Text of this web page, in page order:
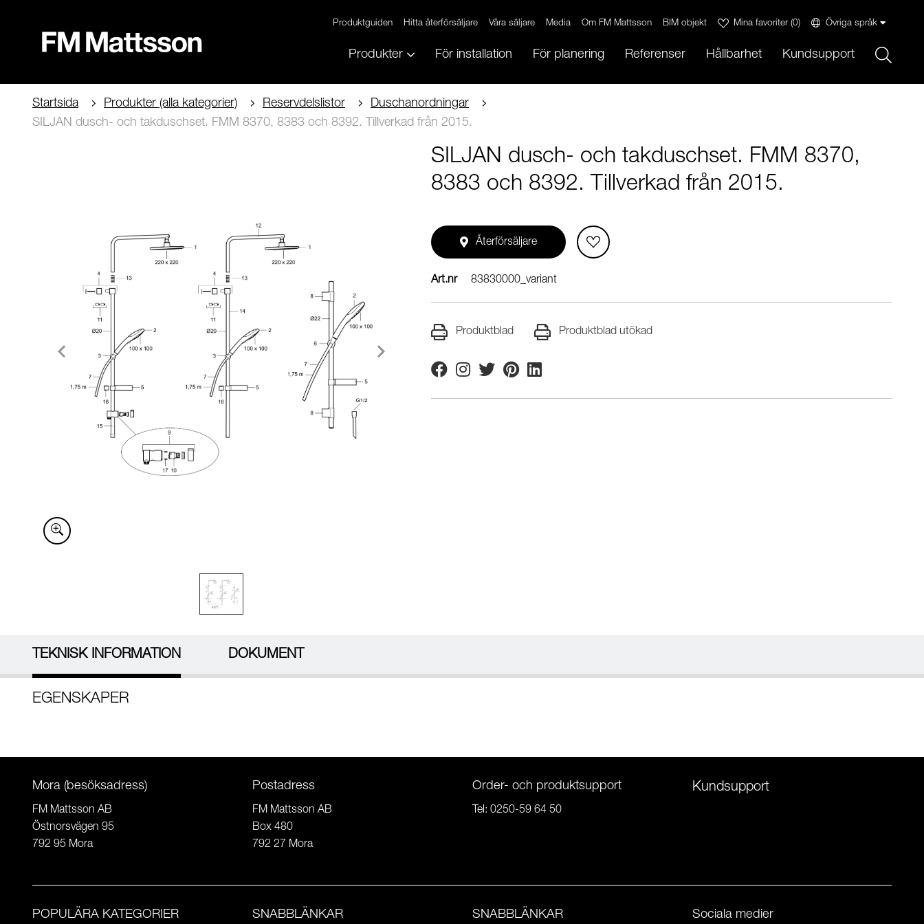
Produktguiden Hitta återförsäljare Våra säljare Media Om FM Mattsson BIM objekt Mina favoriter(0) Övriga språk
Produkter För installation För planering Referenser Hållbarhet Kundsupport
Startsida Produkter (alla kategorier) Reservdelslistor
Duschanordningar
SILJAN dusch- och takduschset. FMM 8370, 8383 och 8392. Tillverkad från 2015.
SILJAN dusch- och takduschset. FMM 8370,
8383 och 8392. Tillverkad från 2015.
Återförsäljare
Art.nr 83830000_variant
Produktblad Produktblad utökad
FacebookInstagram
TwitterPinterestLinkedin
TEKNISK INFORMATION DOKUMENT
EGENSKAPER
Mora (besöksadress)
FM Mattsson AB
Östnorsvägen 95
792 95 Mora
Postadress
FM Mattsson AB
Box 480
792 27 Mora
Order- och produktsupport
Tel: 0250-59 64 50
Kundsupport
POPULÄRA KATEGORIER SNABBLÄNKAR SNABBLÄNKAR Sociala medier